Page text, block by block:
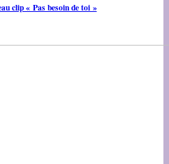
clip « Pas besoin de toi »